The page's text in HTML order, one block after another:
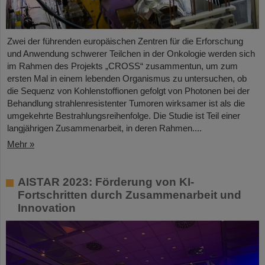
Zwei der führenden europäischen Zentren für die Erforschung
und Anwendung schwerer Teilchen in der Onkologie werden sich
im Rahmen des Projekts „CROSS“ zusammentun, um zum
ersten Mal in einem lebenden Organismus zu untersuchen, ob
die Sequenz von Kohlenstoffionen gefolgt von Photonen bei der
Behandlung strahlenresistenter Tumoren wirksamer ist als die
umgekehrte Bestrahlungsreihenfolge. Die Studie ist Teil einer
langjährigen Zusammenarbeit, in deren Rahmen....
Mehr »
AISTAR 2023: Förderung von KI-
Fortschritten durch Zusammenarbeit und
Innovation